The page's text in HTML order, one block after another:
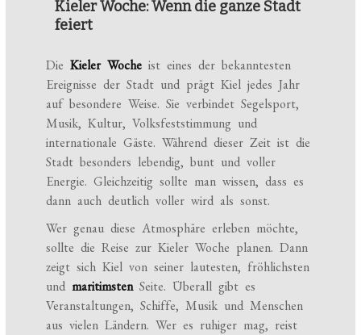
Kieler Woche: Wenn die ganze Stadt
feiert
DieKieler Woche ist eines der bekanntesten
Ereignisse der Stadt und prägt Kiel jedes Jahr
auf besondere Weise. Sie verbindet Segelsport,
Musik, Kultur, Volksfeststimmung und
internationale Gäste. Während dieser Zeit ist die
Stadt besonders lebendig, bunt und voller
Energie. Gleichzeitig sollte man wissen, dass es
dann auch deutlich voller wird als sonst.
Wer genau diese Atmosphäre erleben möchte,
sollte die Reise zur Kieler Woche planen. Dann
zeigt sich Kiel von seiner lautesten, fröhlichsten
undmaritimstenSeite. Überall gibt es
Veranstaltungen, Schiffe, Musik und Menschen
aus vielen Ländern. Wer es ruhiger mag, reist